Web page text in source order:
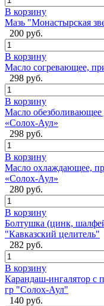
В корзину
Мазь "Монастырская
200 руб.
В корзину
Масло согревающее,
298 руб.
В корзину
Масло обезболивающее
«Солох-Аул»
298 руб.
В корзину
Масло охлаждающее,
«Солох-Аул»
280 руб.
В корзину
Болтушка (цинк,
"Кавказский целитель"
282 руб.
В корзину
Карандаш-ингалятор с
гр "Солох-Аул"
140 руб.